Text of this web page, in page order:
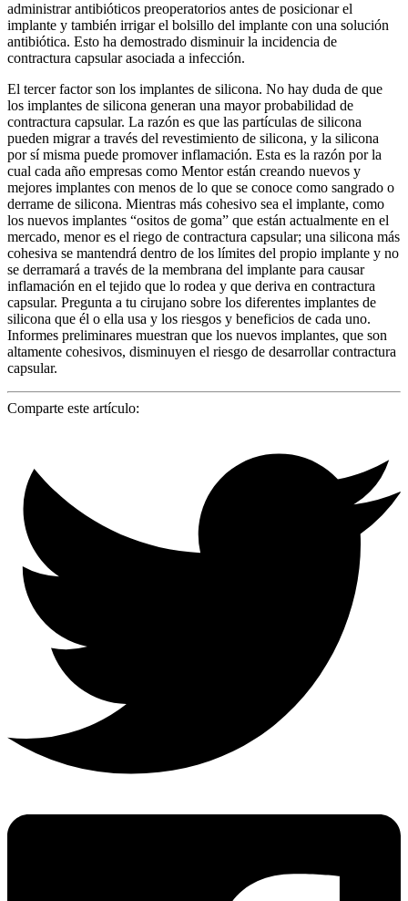
administrar antibióticos preoperatorios antes de posicionar el
implante y también irrigar el bolsillo del implante con una solución
antibiótica. Esto ha demostrado disminuir la incidencia de
contractura capsular asociada a infección.
El tercer factor son los implantes de silicona. No hay duda de que
los implantes de silicona generan una mayor probabilidad de
contractura capsular. La razón es que las partículas de silicona
pueden migrar a través del revestimiento de silicona, y la silicona
por sí misma puede promover inflamación. Esta es la razón por la
cual cada año empresas como Mentor están creando nuevos y
mejores implantes con menos de lo que se conoce como sangrado o
derrame de silicona. Mientras más cohesivo sea el implante, como
los nuevos implantes “ositos de goma” que están actualmente en el
mercado, menor es el riego de contractura capsular; una silicona más
cohesiva se mantendrá dentro de los límites del propio implante y no
se derramará a través de la membrana del implante para causar
inflamación en el tejido que lo rodea y que deriva en contractura
capsular. Pregunta a tu cirujano sobre los diferentes implantes de
silicona que él o ella usa y los riesgos y beneficios de cada uno.
Informes preliminares muestran que los nuevos implantes, que son
altamente cohesivos, disminuyen el riesgo de desarrollar contractura
capsular.
Comparte este artículo: